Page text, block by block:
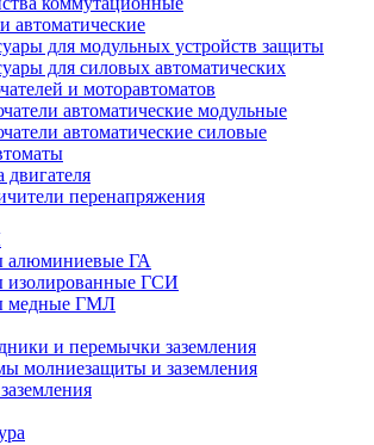
автоматические
для модульных устройств защиты
для силовых автоматических
и моторавтоматов
автоматические модульные
автоматические силовые
двигателя
перенапряжения
алюминиевые ГА
изолированные ГСИ
медные ГМЛ
и перемычки заземления
молниезащиты и заземления